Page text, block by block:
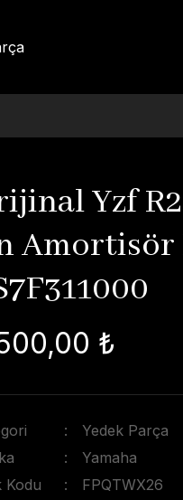
Yzf
₺
Yedek Parça
Yamaha
Kodu
FPQTWX26